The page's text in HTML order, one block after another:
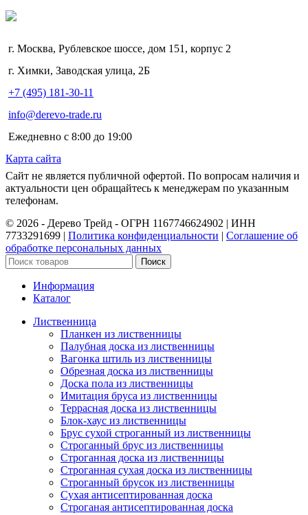
г. Москва, Рублевское шоссе, дом 151, корпус 2
г. Химки, Заводская улица, 2Б
+7 (495) 181-30-11
info@derevo-trade.ru
Ежедневно с 8:00 до 19:00
Карта сайта
Сайт не является публичной офертой. По вопросам наличия и
актуальности цен обращайтесь к менеджерам по указанным
телефонам.
©️ 2026 - Дерево Трейд - ОГРН 1167746624902 | ИНН
7733291699 | Политика конфиденциальности | Соглашение об
обработке персональных данных
Поиск
Информация
Каталог
Лиственница
Планкен из лиственницы
Палубная доска из лиственницы
Вагонка штиль из лиственницы
Обрезная доска из лиственницы
Доска пола из лиственницы
Имитация бруса из лиственницы
Террасная доска из лиственницы
Блок-хаус из лиственницы
Брус сухой строганный из лиственницы
Строганный брус из лиственницы
Строганная доска из лиственницы
Строганная сухая доска из лиственницы
Строганный брусок из лиственницы
Сухая антисептированная доска
Строганая антисептированная доска